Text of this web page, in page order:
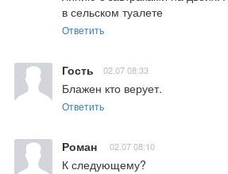
в сельском туалете
Ответить
Гость 02.07 08:33
Блажен кто верует.
Ответить
Роман 02.07 08:10
К следующему?